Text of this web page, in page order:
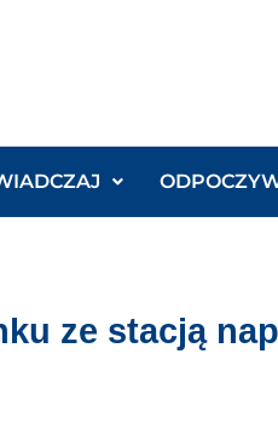
ze stacją